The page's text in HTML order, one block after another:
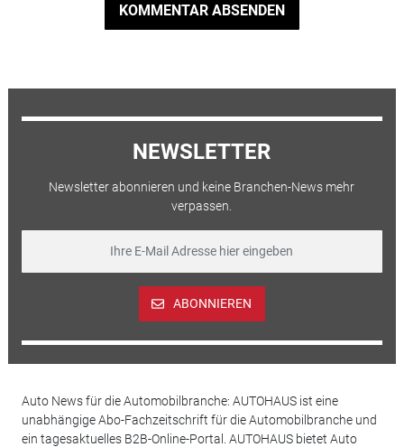
KOMMENTAR ABSENDEN
NEWSLETTER
Newsletter abonnieren und keine Branchen-News mehr
verpassen.
ABONNIEREN
Auto News für die Automobilbranche: AUTOHAUS ist eine
unabhängige Abo-Fachzeitschrift für die Automobilbranche und
ein tagesaktuelles B2B-Online-Portal. AUTOHAUS bietet Auto